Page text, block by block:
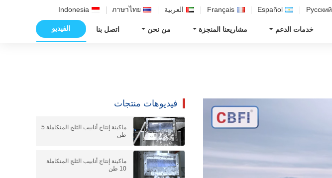
Русский
Español
Français العربية ภาษาไทย
Indonesia
خدمات الدعم مشاريعنا المنجزة من نحن اتصل بنا الفيديو
فيديوهات منتجات
ماكينة إنتاج أنابيب الثلج المتكاملة 5
طن
ماكينة إنتاج أنابيب الثلج المتكاملة
10 طن